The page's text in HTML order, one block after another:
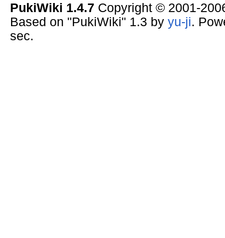
PukiWiki 1.4.7 Copyright © 2001-
Based on "PukiWiki" 1.3 by yu-ji.
sec.